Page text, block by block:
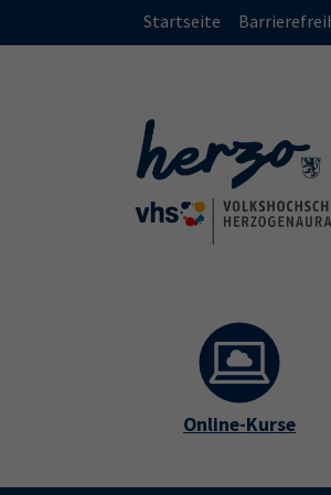
Skip to main content
Skip to page footerStartseite
Online-Kurse